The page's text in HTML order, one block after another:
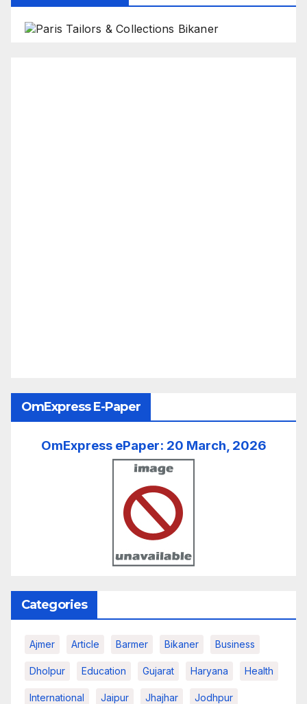
OmExpress E-Paper
OmExpress ePaper: 20 March, 2026
Categories
Ajmer Article Barmer Bikaner Business
Dholpur Education Gujarat Haryana Health
International Jaipur Jhajhar Jodhpur